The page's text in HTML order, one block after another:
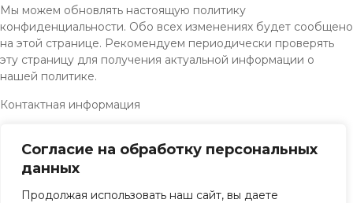
Согласие на обработку персональных
данных
Продолжая использовать наш сайт, вы даете
Мы можем обновлять настоящую политику
конфиденциальности. Обо всех изменениях будет сообщено
на этой странице. Рекомендуем периодически проверять
эту страницу для получения актуальной информации о
нашей политике.
Контактная информация
конфиденциальности, пожалуйста, свяжитесь с нами по
электронной почте info@hockey67.ru.